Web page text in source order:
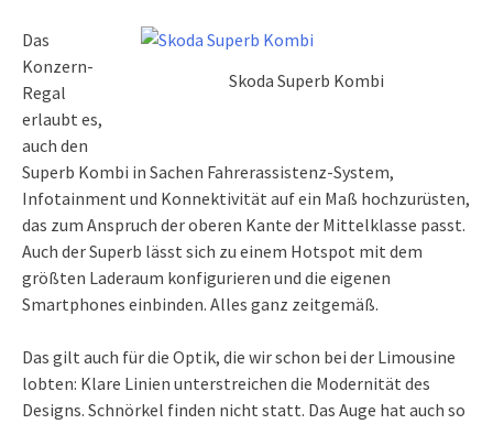
Skoda Superb Kombi
Das
Konzern-
Regal
erlaubt es,
auch den
Superb Kombi in Sachen Fahrerassistenz-System,
Infotainment und Konnektivität auf ein Maß hochzurüsten,
das zum Anspruch der oberen Kante der Mittelklasse passt.
Auch der Superb lässt sich zu einem Hotspot mit dem
größten Laderaum konfigurieren und die eigenen
Smartphones einbinden. Alles ganz zeitgemäß.
Das gilt auch für die Optik, die wir schon bei der Limousine
lobten: Klare Linien unterstreichen die Modernität des
Designs. Schnörkel finden nicht statt. Das Auge hat auch so